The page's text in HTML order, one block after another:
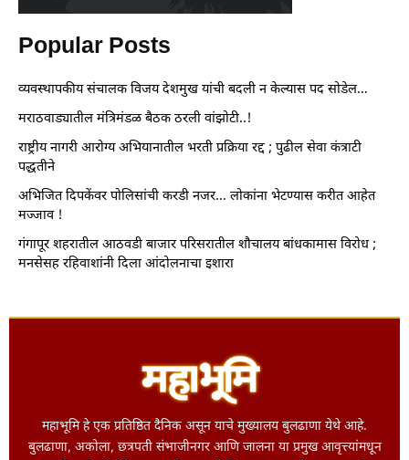
Popular Posts
व्यवस्थापकीय संचालक विजय देशमुख यांची बदली न केल्यास पद सोडेल…
मराठवाड्यातील मंत्रिमंडळ बैठक ठरली वांझोटी..!
राष्ट्रीय नागरी आरोग्य अभियानातील भरती प्रक्रिया रद्द ; पुढील सेवा कंत्राटी
पद्धतीने
अभिजित दिपकेंवर पोलिसांची करडी नजर… लोकांना भेटण्यास करीत आहेत
मज्जाव !
गंगापूर शहरातील आठवडी बाजार परिसरातील शौचालय बांधकामास विरोध ;
मनसेसह रहिवाशांनी दिला आंदोलनाचा इशारा
महाभूमि हे एक प्रतिष्ठित दैनिक असून याचे मुख्यालय बुलढाणा येथे आहे.
बुलढाणा, अकोला, छत्रपती संभाजीनगर आणि जालना या प्रमुख आवृत्त्यांमधून